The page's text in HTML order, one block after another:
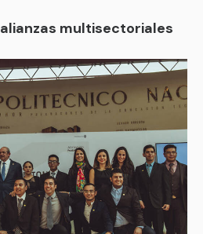
multisectoriales